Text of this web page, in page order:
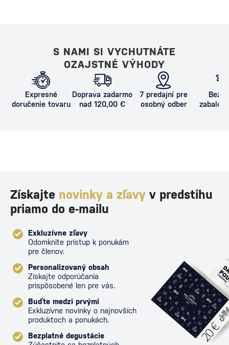
S NAMI SI VYCHUTNÁTE
OZAJSTNÉ VÝHODY
Expresné
doručenie tovaru
Doprava zadarmo
nad 120,00 €
7 predajní pre
osobný odber
Získajte novinky a zľavy v predstihu
priamo do e-mailu
Exkluzívne zľavy
Odomknite prístup k ponukám
pre členov.
Personalizovaný obsah
Získajte odporúčania
prispôsobené len pre vás.
Buďte medzi prvými
Exkluzívne novinky o najnovších
produktoch a ponukách.
Bezplatné degustácie